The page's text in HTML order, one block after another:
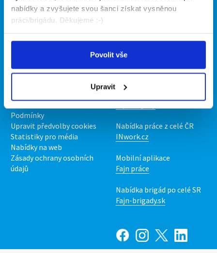
nabídky a zvyšujete svou šanci získat vysněnou
práci/brigádu. Děkujeme :-)
Povolit vše
Upravit
Články
Propagace
O portálu
Podmínky
Upravit předvolby cookies
Statistiky pro média
Nabídky na web
Zásady ochrany osobních
údajů
Naše další projekty
Nabídka práce z celé ČR
INwork.cz
Mobilní aplikace
Fajn práce
Nabídka brigád po celé SR
Fajn-brigady.sk